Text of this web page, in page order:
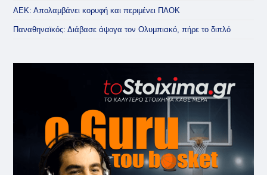
ΑΕΚ: Απολαμβάνει κορυφή και περιμένει ΠΑΟΚ
Παναθηναϊκός: Διάβασε άψογα τον Ολυμπιακό, πήρε το διπλό